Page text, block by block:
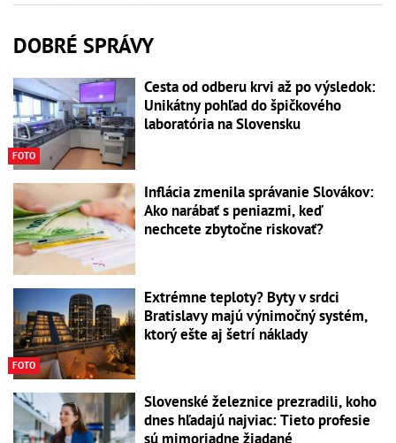
DOBRÉ SPRÁVY
FOTO
Cesta od odberu krvi až po výsledok:
Unikátny pohľad do špičkového
laboratória na Slovensku
Inflácia zmenila správanie Slovákov:
Ako narábať s peniazmi, keď
nechcete zbytočne riskovať?
FOTO
Extrémne teploty? Byty v srdci
Bratislavy majú výnimočný systém,
ktorý ešte aj šetrí náklady
Slovenské železnice prezradili, koho
dnes hľadajú najviac: Tieto profesie
sú mimoriadne žiadané